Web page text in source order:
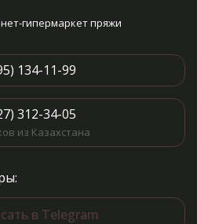
гипермаркет пряжи
134-11-99
312-34-05
из Казахстана
в Telegram